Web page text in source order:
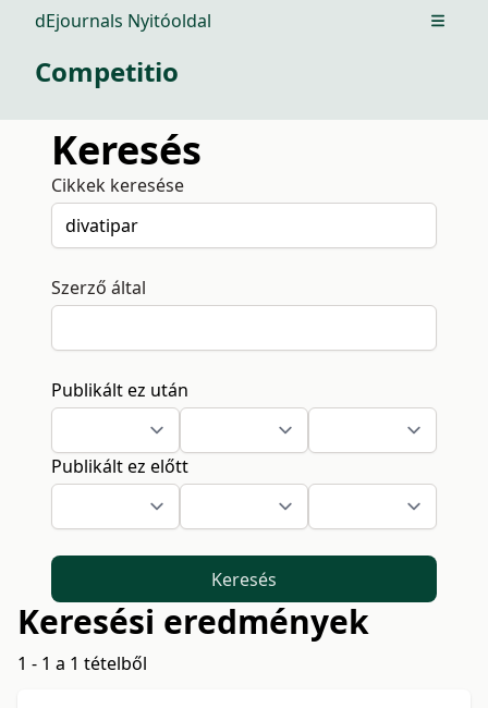
dEjournals Nyitóoldal Open
Competitio
Keresés
Cikkek keresése
Szerző által
Publikált ez után
Publikált ez előtt
Keresés
Keresési eredmények
1 - 1 a 1 tételből